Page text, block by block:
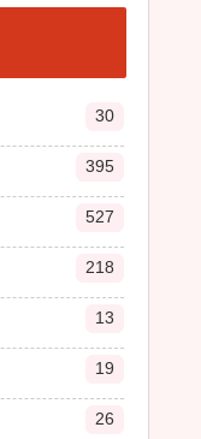
30
395
527
218
13
19
26